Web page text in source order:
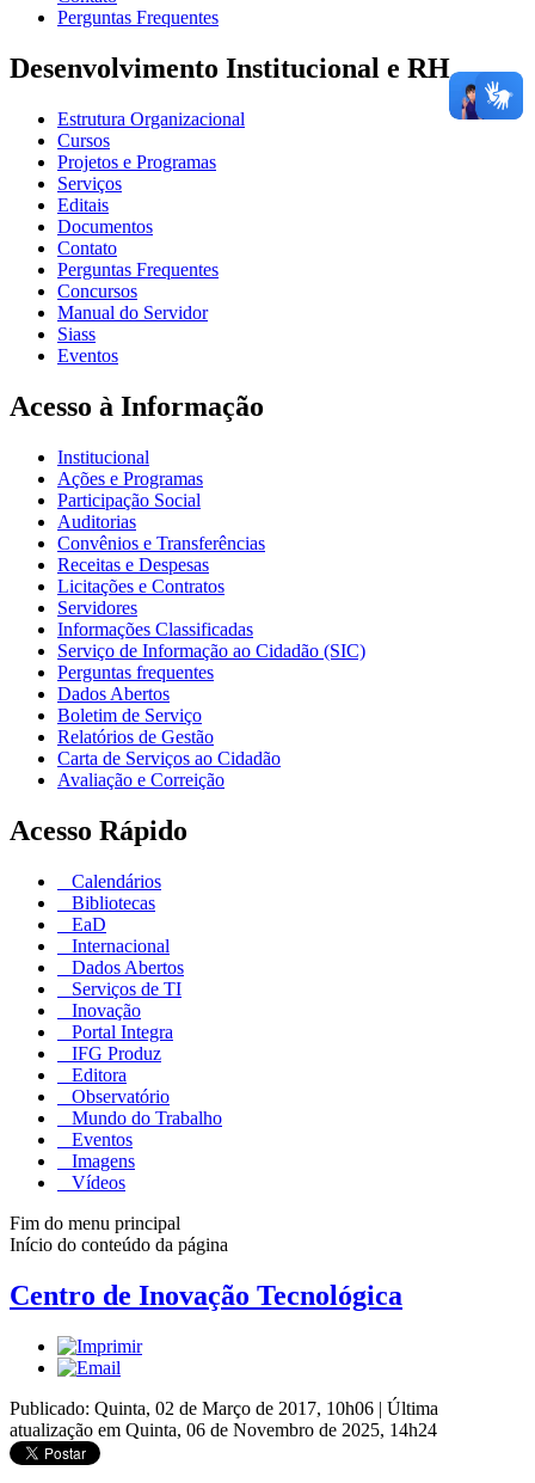
Perguntas Frequentes
Desenvolvimento Institucional e RH
Estrutura Organizacional
Cursos
Projetos e Programas
Serviços
Editais
Documentos
Contato
Perguntas Frequentes
Concursos
Manual do Servidor
Siass
Eventos
Acesso à Informação
Institucional
Ações e Programas
Participação Social
Auditorias
Convênios e Transferências
Receitas e Despesas
Licitações e Contratos
Servidores
Informações Classificadas
Serviço de Informação ao Cidadão (SIC)
Perguntas frequentes
Dados Abertos
Boletim de Serviço
Relatórios de Gestão
Carta de Serviços ao Cidadão
Avaliação e Correição
Acesso Rápido
Calendários
Bibliotecas
EaD
Internacional
Dados Abertos
Serviços de TI
Inovação
Portal Integra
IFG Produz
Editora
Observatório
Mundo do Trabalho
Eventos
Imagens
Vídeos
Fim do menu principal
Início do conteúdo da página
Centro de Inovação Tecnológica
Publicado: Quinta, 02 de Março de 2017, 10h06 | Última
atualização em Quinta, 06 de Novembro de 2025, 14h24